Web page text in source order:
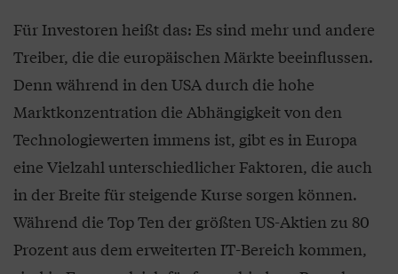
Für Investoren heißt das: Es sind mehr und andere
Treiber, die die europäischen Märkte beeinflussen.
Denn während in den USA durch die hohe
Marktkonzentration die Abhängigkeit von den
Technologiewerten immens ist, gibt es in Europa
eine Vielzahl unterschiedlicher Faktoren, die auch
in der Breite für steigende Kurse sorgen können.
Während die Top Ten der größten US-Aktien zu 80
Prozent aus dem erweiterten IT-Bereich kommen,